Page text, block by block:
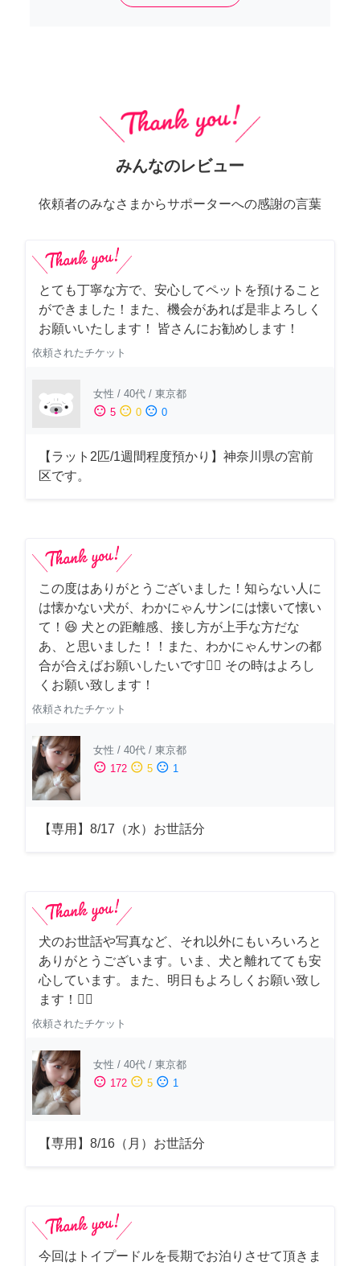
みんなのレビュー
依頼者のみなさまからサポーターへの感謝の言葉
とても丁寧な方で、安心してペットを預けること
ができました！また、機会があれば是非よろしく
お願いいたします！ 皆さんにお勧めします！
依頼されたチケット
女性 / 40代 / 東京都
sentiment_satisfied 5 sentiment_neutral 0 sentiment_dissatisfied 0
【ラット2匹/1週間程度預かり】神奈川県の宮前
区です。
この度はありがとうございました！知らない人に
は懐かない犬が、わかにゃんサンには懐いて懐い
て！😆 犬との距離感、接し方が上手な方だな
あ、と思いました！！また、わかにゃんサンの都
合が合えばお願いしたいです🙇‍♂️ その時はよろし
くお願い致します！
依頼されたチケット
女性 / 40代 / 東京都
sentiment_satisfied 172 sentiment_neutral 5 sentiment_dissatisfied 1
【専用】8/17（水）お世話分
犬のお世話や写真など、それ以外にもいろいろと
ありがとうございます。いま、犬と離れてても安
心しています。また、明日もよろしくお願い致し
ます！🙇‍♂️
依頼されたチケット
女性 / 40代 / 東京都
sentiment_satisfied 172 sentiment_neutral 5 sentiment_dissatisfied 1
【専用】8/16（月）お世話分
今回はトイプードルを長期でお泊りさせて頂きま